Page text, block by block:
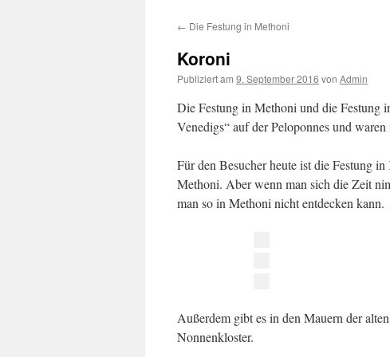
springen
← Die Festung in Methoni
Koroni
Publiziert am 9. September 2016 von Admin
Die Festung in Methoni und die Festung
Venedigs“ auf der Peloponnes und
Für den Besucher heute ist die Festung
Methoni. Aber wenn man sich die Zeit
man so in Methoni nicht entdecken kann.
Außerdem gibt es in den Mauern der
Nonnenkloster.